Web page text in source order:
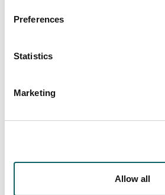
Preferences
Statistics
Marketing
Allow all